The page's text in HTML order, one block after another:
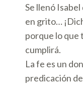
Se llenó
en grito…
porque lo que
cumplirá.
La fe es un
predicación